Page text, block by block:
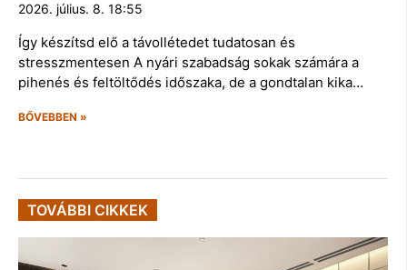
2026. július. 8. 18:55
Így készítsd elő a távollétedet tudatosan és
stresszmentesen A nyári szabadság sokak számára a
pihenés és feltöltődés időszaka, de a gondtalan kika…
BŐVEBBEN »
TOVÁBBI CIKKEK